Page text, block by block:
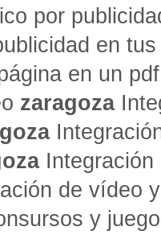
por
en
en un
zaragoza
Integración
de vídeo
y